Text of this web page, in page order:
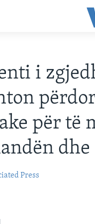
i
për të
dhe
Press